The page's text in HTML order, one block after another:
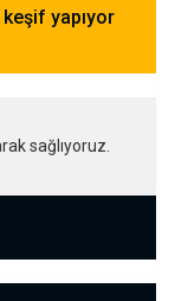
yapıyor
sağlıyoruz.